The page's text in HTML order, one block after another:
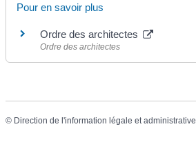
Pour en savoir plus
Ordre des architectes
Ordre des architectes
© Direction de l'information légale et administrative